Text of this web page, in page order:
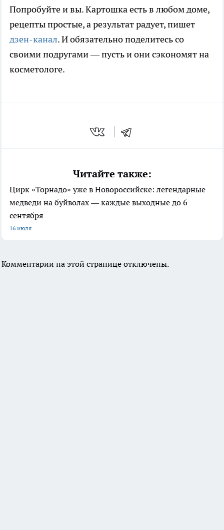
Попробуйте и вы. Картошка есть в любом доме,
рецепты простые, а результат радует, пишет
дзен-канал. И обязательно поделитесь со
своими подругами — пусть и они сэкономят на
косметологе.
Читайте также:
Цирк «Торнадо» уже в Новороссийске: легендарные
медведи на буйволах — каждые выходные до 6
сентября
16 июля
Комментарии на этой странице отключены.